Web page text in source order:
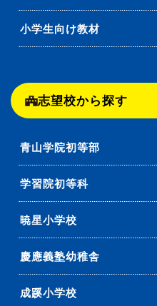
小学生向け教材
志望校から探す
青山学院初等部
学習院初等科
暁星小学校
慶應義塾幼稚舎
成蹊小学校